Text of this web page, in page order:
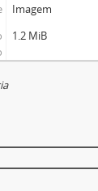
Imagem
1.2 MiB